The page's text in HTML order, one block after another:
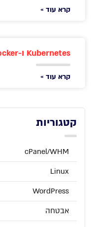
קרא עוד »
Kubernetes ו-Docker ומה שביניהם
קרא עוד »
קטגוריות
cPanel/WHM
Linux
WordPress
אבטחה